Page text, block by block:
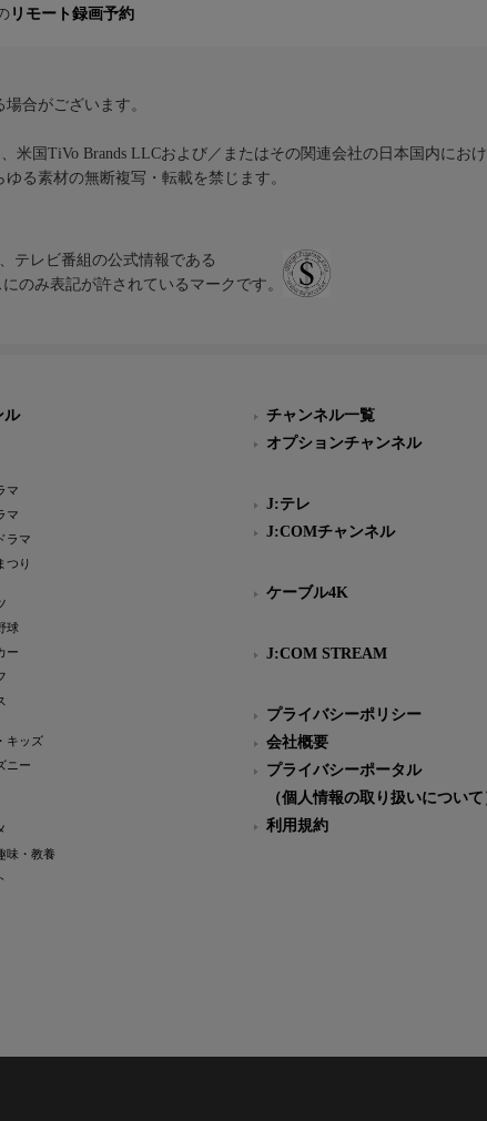
リモート録画予約
合がございます。
米国TiVo Brands LLCおよび／またはその関連会社の日本国内にお
る素材の無断複写・転載を禁じます。
テレビ番組の公式情報である
のみ表記が許されているマークです。
ル
マ
マ
ラマ
つり
球
ー
キッズ
ニー
味・教養
チャンネル一覧
オプションチャンネル
J:テレ
J:COMチャンネル
ケーブル4K
J:COM STREAM
プライバシーポリシー
会社概要
プライバシーポータル
（個人情報の取り扱いについて
利用規約